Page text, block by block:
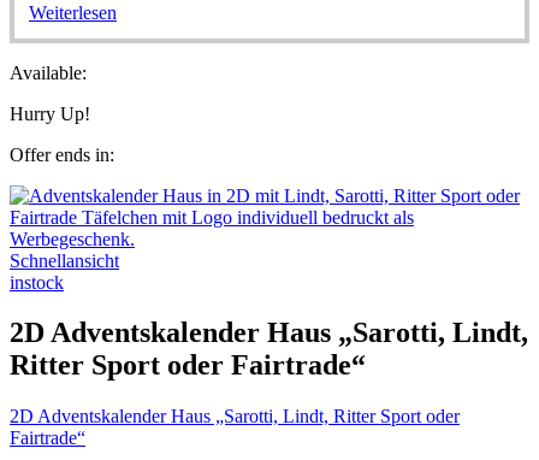
Weiterlesen
Available:
Hurry Up!
Offer ends in:
Schnellansicht
instock
2D Adventskalender Haus „Sarotti, Lindt,
Ritter Sport oder Fairtrade“
2D Adventskalender Haus „Sarotti, Lindt, Ritter Sport oder
Fairtrade“